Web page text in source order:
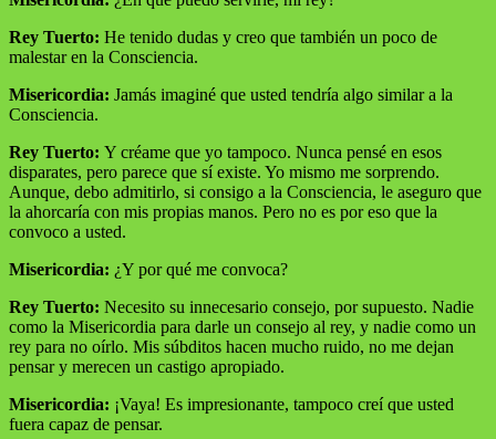
Rey Tuerto: He tenido dudas y creo que también un poco de
malestar en la Consciencia.
Misericordia: Jamás imaginé que usted tendría algo similar a la
Consciencia.
Rey Tuerto: Y créame que yo tampoco. Nunca pensé en esos
disparates, pero parece que sí existe. Yo mismo me sorprendo.
Aunque, debo admitirlo, si consigo a la Consciencia, le aseguro que
la ahorcaría con mis propias manos. Pero no es por eso que la
convoco a usted.
Misericordia: ¿Y por qué me convoca?
Rey Tuerto: Necesito su innecesario consejo, por supuesto. Nadie
como la Misericordia para darle un consejo al rey, y nadie como un
rey para no oírlo. Mis súbditos hacen mucho ruido, no me dejan
pensar y merecen un castigo apropiado.
Misericordia: ¡Vaya! Es impresionante, tampoco creí que usted
fuera capaz de pensar.